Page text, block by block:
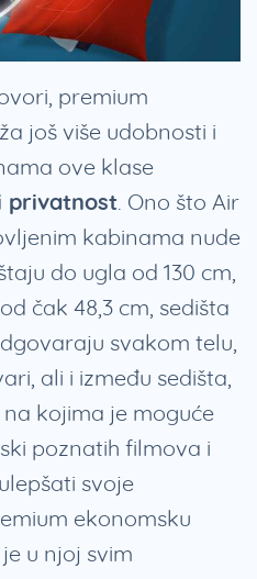
premium
još više udobnosti i
ove klase
privatnost . Ono što Air
kabinama nude
do ugla od 130 cm,
čak 48,3 cm, sedišta
svakom telu,
ali i između sedišta,
kojima je moguće
poznatih filmova i
svoje
ekonomsku
u njoj svim